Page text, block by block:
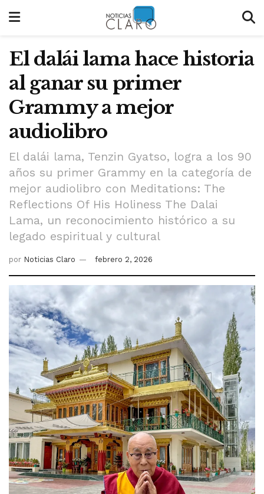
El dalái lama hace historia
al ganar su primer
Grammy a mejor
audiolibro
El dalái lama, Tenzin Gyatso, logra a los 90
años su primer Grammy en la categoría de
mejor audiolibro con Meditations: The
Reflections Of His Holiness The Dalai
Lama, un reconocimiento histórico a su
legado espiritual y cultural
por Noticias Claro febrero 2, 2026